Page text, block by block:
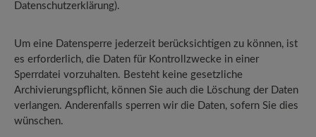
Datenschutzerklärung).
Um eine Datensperre jederzeit berücksichtigen zu können, ist
es erforderlich, die Daten für Kontrollzwecke in einer
Sperrdatei vorzuhalten. Besteht keine gesetzliche
Archivierungspflicht, können Sie auch die Löschung der Daten
verlangen. Anderenfalls sperren wir die Daten, sofern Sie dies
wünschen.